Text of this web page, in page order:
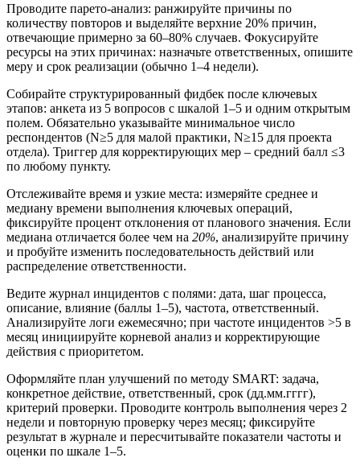
Проводите парето-анализ: ранжируйте причины по
количеству повторов и выделяйте верхние 20% причин,
отвечающие примерно за 60–80% случаев. Фокусируйте
ресурсы на этих причинах: назначьте ответственных, опишите
меру и срок реализации (обычно 1–4 недели).
Собирайте структурированный фидбек после ключевых
этапов: анкета из 5 вопросов с шкалой 1–5 и одним открытым
полем. Обязательно указывайте минимальное число
респондентов (N≥5 для малой практики, N≥15 для проекта
отдела). Триггер для корректирующих мер – средний балл ≤3
по любому пункту.
Отслеживайте время и узкие места: измеряйте среднее и
медиану времени выполнения ключевых операций,
фиксируйте процент отклонения от планового значения. Если
медиана отличается более чем на 20%, анализируйте причину
и пробуйте изменить последовательность действий или
распределение ответственности.
Ведите журнал инцидентов с полями: дата, шаг процесса,
описание, влияние (баллы 1–5), частота, ответственный.
Анализируйте логи ежемесячно; при частоте инцидентов >5 в
месяц инициируйте корневой анализ и корректирующие
действия с приоритетом.
Оформляйте план улучшений по методу SMART: задача,
конкретное действие, ответственный, срок (дд.мм.гггг),
критерий проверки. Проводите контроль выполнения через 2
недели и повторную проверку через месяц; фиксируйте
результат в журнале и пересчитывайте показатели частоты и
оценки по шкале 1–5.